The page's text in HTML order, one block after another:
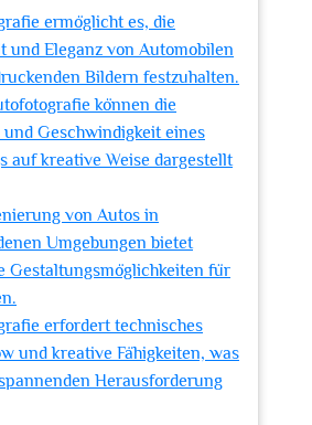
ermöglicht es, die
und Eleganz von Automobilen
Bildern festzuhalten.
können die
Geschwindigkeit eines
auf kreative Weise dargestellt
von Autos in
Umgebungen bietet
Gestaltungsmöglichkeiten für
erfordert technisches
und kreative Fähigkeiten, was
Herausforderung